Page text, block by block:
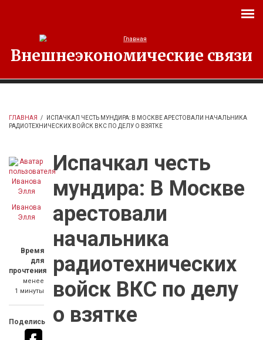
Внешнеэкономические связи
ГЛАВНАЯ /
ИСПАЧКАЛ ЧЕСТЬ МУНДИРА: В МОСКВЕ АРЕСТОВАЛИ НАЧАЛЬНИКА
РАДИОТЕХНИЧЕСКИХ ВОЙСК ВКС ПО ДЕЛУ О ВЗЯТКЕ
Иванова
Элля
Время
для
прочтения
менее
1 минуты
Поделись
Испачкал честь
мундира: В Москве
арестовали
начальника
радиотехнических
войск ВКС по делу
о взятке